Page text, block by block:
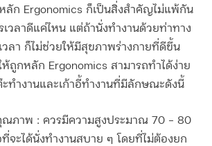
ลัก Ergonomics ก็เป็นสิ่งสำคัญไม่แพ้กัน
เวลาดีแค่ไหน แต่ถ้านั่งทำงานด้วยท่าทาง
ลา ก็ไม่ช่วยให้มีสุขภาพร่างกายที่ดีขึ้น
ห้ถูกหลัก Ergonomics สามารถทำได้ง่าย
ะทำงานและเก้าอี้ทำงานที่มีลักษณะดังนี้
ณภาพ : ควรมีความสูงประมาณ 70 – 80
ที่จะได้นั่งทำงานสบาย ๆ โดยที่ไม่ต้องยก